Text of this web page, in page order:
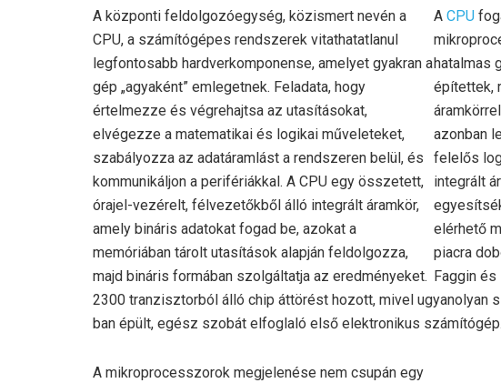
A központi feldolgozóegység, közismert nevén a
CPU, a számítógépes rendszerek vitathatatlanul
legfontosabb hardverkomponense, amelyet gyakran a
gép „agyaként” emlegetnek. Feladata, hogy
értelmezze és végrehajtsa az utasításokat,
elvégezze a matematikai és logikai műveleteket,
szabályozza az adatáramlást a rendszeren belül, és
kommunikáljon a perifériákkal. A CPU egy összetett,
órajel-vezérelt, félvezetőkből álló integrált áramkör,
amely bináris adatokat fogad be, azokat a
memóriában tárolt utasítások alapján feldolgozza,
majd bináris formában szolgáltatja az eredményeket.
A CPU
hatalmas
építettek,
azonban
felelős
integrált
elérhető
piacra
Faggin
2300 tranzisztorból álló chip áttörést hozott, mivel ugyanolyan
ban épült, egész szobát elfoglaló első elektronikus számítógép.
A mikroprocesszorok megjelenése nem csupán egy